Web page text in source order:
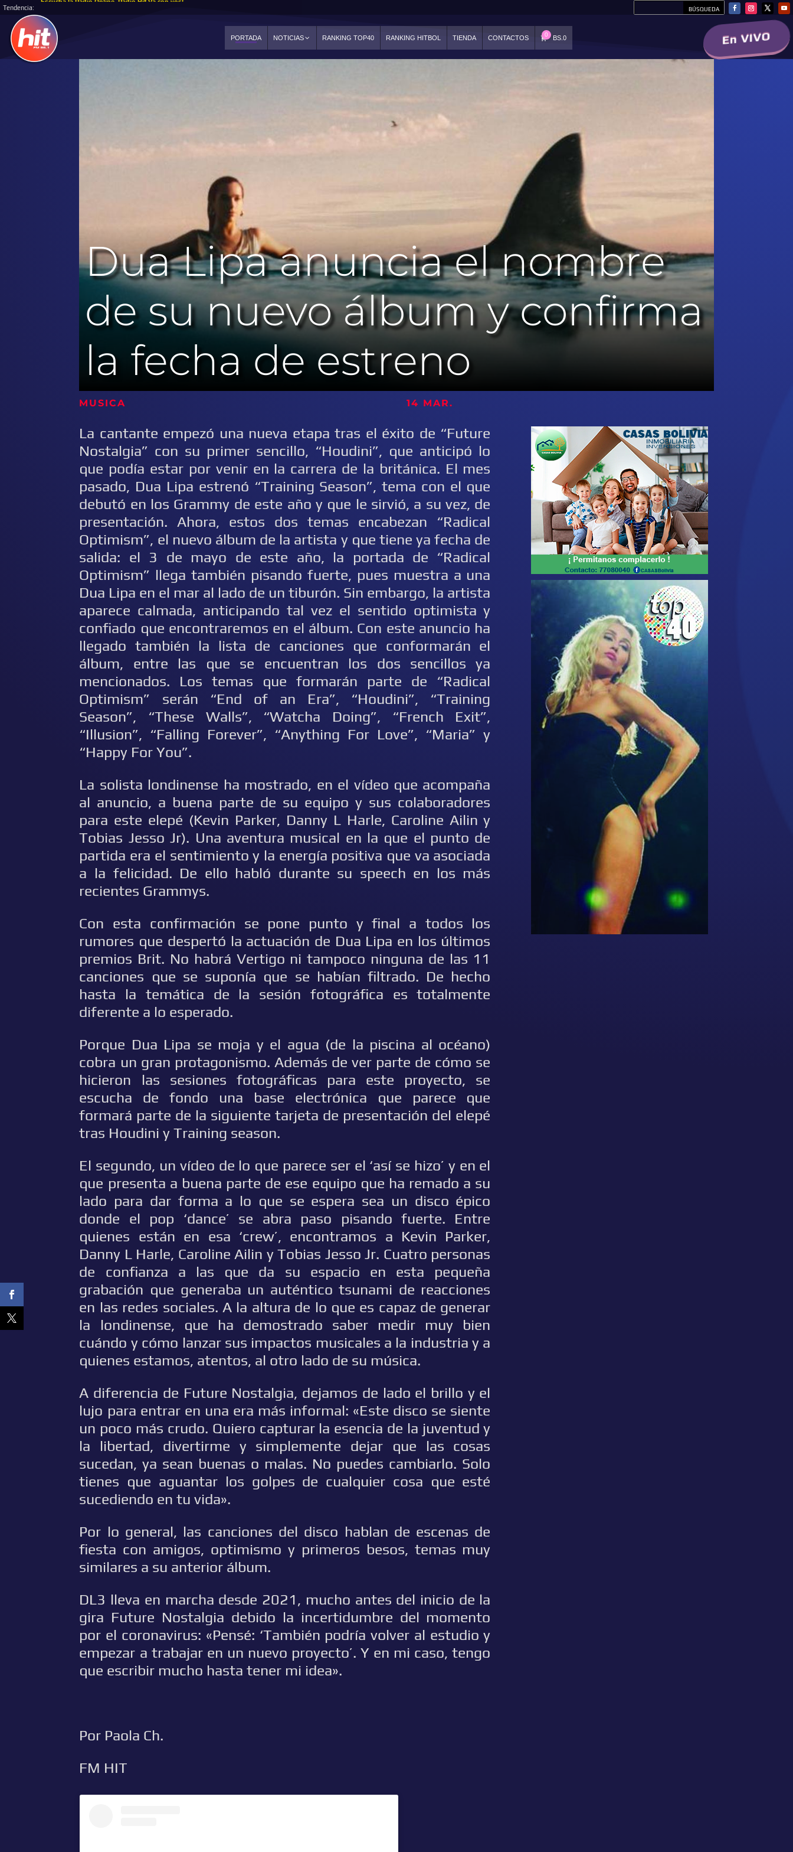
Tendencia:
PORTADA NOTICIAS RANKING TOP40 RANKING HITBOL TIENDA CONTACTOS 0 BS.0 En VIVO
Dua Lipa anuncia el nombre
de su nuevo álbum y confirma
la fecha de estreno
MUSICA 14 MAR.
La cantante empezó una nueva etapa tras el éxito de “Future
Nostalgia” con su primer sencillo, “Houdini”, que anticipó lo
que podía estar por venir en la carrera de la británica. El mes
pasado, Dua Lipa estrenó “Training Season”, tema con el que
debutó en los Grammy de este año y que le sirvió, a su vez, de
presentación. Ahora, estos dos temas encabezan “Radical
Optimism”, el nuevo álbum de la artista y que tiene ya fecha de
salida: el 3 de mayo de este año, la portada de “Radical
Optimism” llega también pisando fuerte, pues muestra a una
Dua Lipa en el mar al lado de un tiburón. Sin embargo, la artista
aparece calmada, anticipando tal vez el sentido optimista y
confiado que encontraremos en el álbum. Con este anuncio ha
llegado también la lista de canciones que conformarán el
álbum, entre las que se encuentran los dos sencillos ya
mencionados. Los temas que formarán parte de “Radical
Optimism” serán “End of an Era”, “Houdini”, “Training
Season”, “These Walls”, “Watcha Doing”, “French Exit”,
“Illusion”, “Falling Forever”, “Anything For Love”, “Maria” y
“Happy For You”.
La solista londinense ha mostrado, en el vídeo que acompaña
al anuncio, a buena parte de su equipo y sus colaboradores
para este elepé (Kevin Parker, Danny L Harle, Caroline Ailin y
Tobias Jesso Jr). Una aventura musical en la que el punto de
partida era el sentimiento y la energía positiva que va asociada
a la felicidad. De ello habló durante su speech en los más
recientes Grammys.
Con esta confirmación se pone punto y final a todos los
rumores que despertó la actuación de Dua Lipa en los últimos
premios Brit. No habrá Vertigo ni tampoco ninguna de las 11
canciones que se suponía que se habían filtrado. De hecho
hasta la temática de la sesión fotográfica es totalmente
diferente a lo esperado.
Porque Dua Lipa se moja y el agua (de la piscina al océano)
cobra un gran protagonismo. Además de ver parte de cómo se
hicieron las sesiones fotográficas para este proyecto, se
escucha de fondo una base electrónica que parece que
formará parte de la siguiente tarjeta de presentación del elepé
tras Houdini y Training season.
El segundo, un vídeo de lo que parece ser el ‘así se hizo’ y en el
que presenta a buena parte de ese equipo que ha remado a su
lado para dar forma a lo que se espera sea un disco épico
donde el pop ‘dance’ se abra paso pisando fuerte. Entre
quienes están en esa ‘crew’, encontramos a Kevin Parker,
Danny L Harle, Caroline Ailin y Tobias Jesso Jr. Cuatro personas
de confianza a las que da su espacio en esta pequeña
grabación que generaba un auténtico tsunami de reacciones
en las redes sociales. A la altura de lo que es capaz de generar
la londinense, que ha demostrado saber medir muy bien
cuándo y cómo lanzar sus impactos musicales a la industria y a
quienes estamos, atentos, al otro lado de su música.
A diferencia de Future Nostalgia, dejamos de lado el brillo y el
lujo para entrar en una era más informal: «Este disco se siente
un poco más crudo. Quiero capturar la esencia de la juventud y
la libertad, divertirme y simplemente dejar que las cosas
sucedan, ya sean buenas o malas. No puedes cambiarlo. Solo
tienes que aguantar los golpes de cualquier cosa que esté
sucediendo en tu vida».
Por lo general, las canciones del disco hablan de escenas de
fiesta con amigos, optimismo y primeros besos, temas muy
similares a su anterior álbum.
DL3 lleva en marcha desde 2021, mucho antes del inicio de la
gira Future Nostalgia debido la incertidumbre del momento
por el coronavirus: «Pensé: ‘También podría volver al estudio y
empezar a trabajar en un nuevo proyecto’. Y en mi caso, tengo
que escribir mucho hasta tener mi idea».
Por Paola Ch.
FM HIT